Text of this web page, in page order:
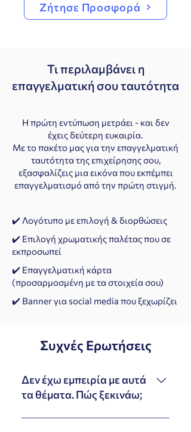
Ζήτησε Προσφορά
Τι περιλαμβάνει η
επαγγελματική σου ταυτότητα
Η πρώτη εντύπωση μετράει - και δεν
έχεις δεύτερη ευκαιρία.
Με το πακέτο μας για την επαγγελματική
ταυτότητα της επιχείρησης σου,
εξασφαλίζεις μια εικόνα που εκπέμπει
επαγγελματισμό από την πρώτη στιγμή.
✔️ Λογότυπο με επιλογή & διορθώσεις
✔️ Επιλογή χρωματικής παλέτας που σε
εκπροσωπεί
✔️ Επαγγελματική κάρτα
(προσαρμοσμένη με τα στοιχεία σου)
✔️ Banner για social media που ξεχωρίζει
Συχνές Ερωτήσεις
Δεν έχω εμπειρία με αυτά
τα θέματα. Πώς ξεκινάω;
Δεν χρειάζεται να γνωρίζεις